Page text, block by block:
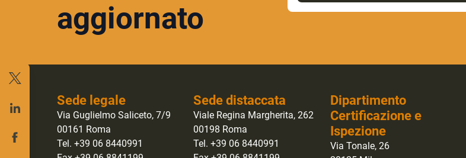
aggiornato
Sede legale
Via Guglielmo Saliceto, 7/9
00161 Roma
Tel. +39 06 8440991
Sede distaccata
Viale Regina Margherita, 262
00198 Roma
Tel. +39 06 8440991
Dipartimento
Certificazione e
Ispezione
Via Tonale, 26